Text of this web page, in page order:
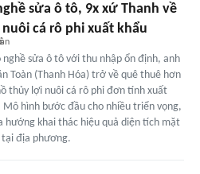
sửa ô tô, 9x xứ Thanh về
cá rô phi xuất khẩu
nghề sửa ô tô với thu nhập ổn định, anh
Toàn (Thanh Hóa) trở về quê thuê hơn
thủy lợi nuôi cá rô phi đơn tính xuất
Mô hình bước đầu cho nhiều triển vọng,
hướng khai thác hiệu quả diện tích mặt
địa phương.